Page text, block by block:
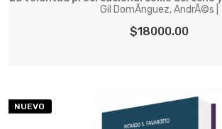
Gil DomÃ­nguez, AndrÃ©s |
$18000.00
NUEVO